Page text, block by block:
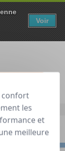
Voir
confort
les
et
meilleure